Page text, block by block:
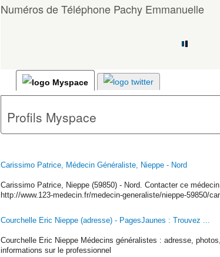
Numéros de Téléphone Pachy Emmanuelle
Profils Myspace
Carissimo Patrice, Médecin Généraliste, Nieppe - Nord
Carissimo Patrice, Nieppe (59850) - Nord. Contacter ce
http://www.123-medecin.fr/medecin-generaliste/nieppe-59850/
Courchelle Eric Nieppe (adresse) - PagesJaunes : Trouvez ...
Courchelle Eric Nieppe Médecins généralistes : adresse,
informations sur le professionnel